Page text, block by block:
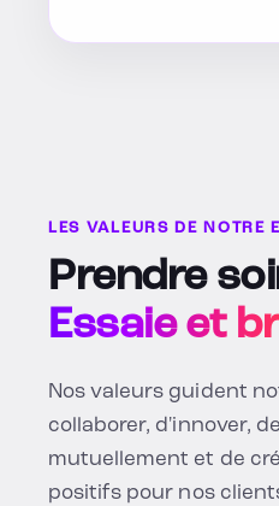
LES VALEURS DE NOTRE
Prendre
Essaie et
Nos valeurs guident
collaborer, d'innover,
mutuellement et de
positifs pour nos